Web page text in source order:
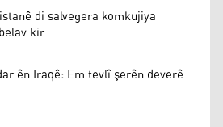
di salvegera komkujiya
kir
ên Iraqê: Em tevlî şerên deverê